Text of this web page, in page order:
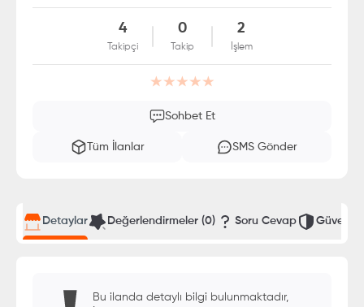
4
Takipçi
0
Takip
2
İşlem
Sohbet Et
Tüm İlanlar SMS Gönder
Detaylar Değerlendirmeler (0) Soru Cevap Güvenli
Bu ilanda detaylı bilgi bulunmaktadır,